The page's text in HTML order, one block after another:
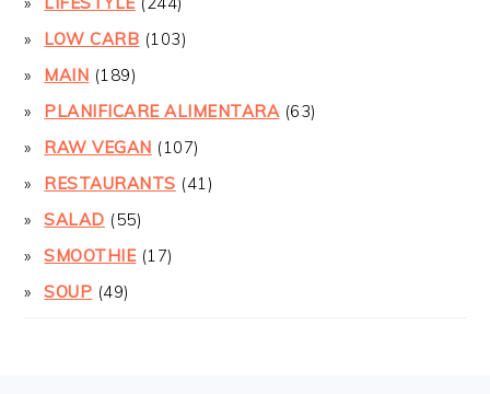
LOW CARB (103)
MAIN (189)
PLANIFICARE ALIMENTARA(63)
RAW VEGAN (107)
RESTAURANTS (41)
SALAD (55)
SMOOTHIE(17)
SOUP (49)